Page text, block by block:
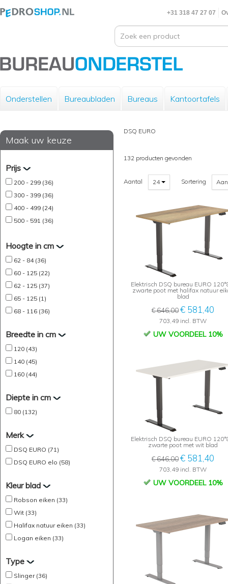
+31 318 47 27 07
Onderstellen Bureaubladen Bureaus Kantoortafels
Maak uw keuze
Prijs
200 - 299 (36)
300 - 399 (36)
400 - 499 (24)
500 - 591 (36)
Hoogte in cm
62 - 84 (36)
60 - 125 (22)
62 - 125 (37)
65 - 125 (1)
68 - 116 (36)
Breedte in cm
120 (43)
140 (45)
160 (44)
Diepte in cm
80 (132)
Merk
DSQ EURO (71)
DSQ EURO elo (58)
Kleur blad
Robson eiken (33)
Wit (33)
Halifax natuur eiken (33)
Logan eiken (33)
Type
Slinger (36)
DSQ EURO
132 producten gevonden
Aantal 24 Sortering
Elektrisch DSQ bureau EURO
zwarte poot met halifax natuur
blad
€ 646,00€ 581,40
703,49 incl. BTW
UW VOORDEEL 10%
Elektrisch DSQ bureau EURO
zwarte poot met wit blad
€ 646,00€ 581,40
703,49 incl. BTW
UW VOORDEEL 10%